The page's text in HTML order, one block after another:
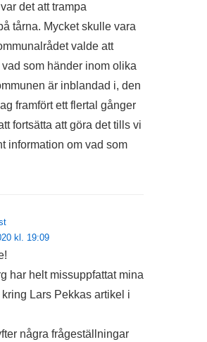
det att trampa
tårna. Mycket skulle vara
valde att
som händer inom olika
är inblandad i, den
framfört ett flertal gånger
fortsätta att göra det tills vi
information om vad som
kl. 19:09
har helt missuppfattat mina
kring Lars Pekkas artikel i
några frågeställningar